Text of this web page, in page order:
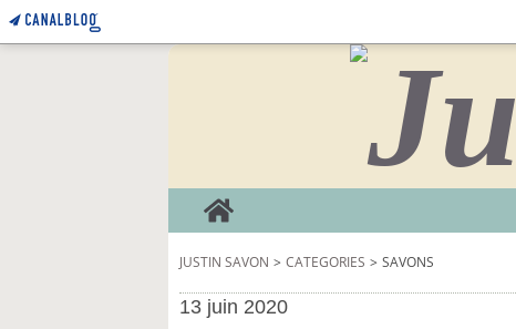
Home
JUSTIN SAVON > CATEGORIES > SAVONS
13 juin 2020